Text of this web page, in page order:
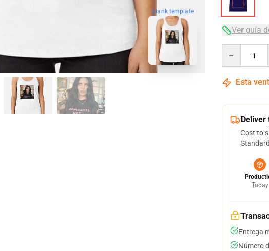
blank template
Ver guía
Esta
Deliver
Cost to
Today
Entrega
Número